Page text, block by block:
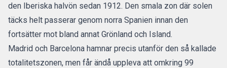
den Iberiska halvön sedan 1912. Den smala zon där solen
täcks helt passerar genom norra Spanien innan den
fortsätter mot bland annat Grönland och Island.
Madrid och Barcelona hamnar precis utanför den så kallade
totalitetszonen, men får ändå uppleva att omkring 99